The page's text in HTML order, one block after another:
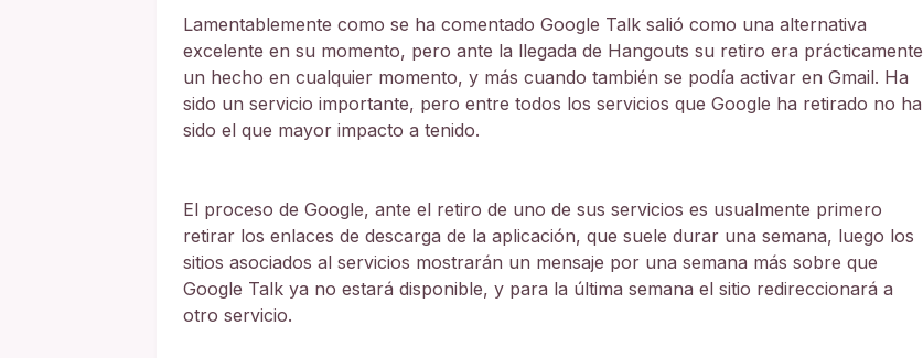
Lamentablemente como se ha comentado Google Talk salió como una alternativa
excelente en su momento, pero ante la llegada de Hangouts su retiro era prácticamente
un hecho en cualquier momento, y más cuando también se podía activar en Gmail. Ha
sido un servicio importante, pero entre todos los servicios que Google ha retirado no ha
sido el que mayor impacto a tenido.
El proceso de Google, ante el retiro de uno de sus servicios es usualmente primero
retirar los enlaces de descarga de la aplicación, que suele durar una semana, luego los
sitios asociados al servicios mostrarán un mensaje por una semana más sobre que
Google Talk ya no estará disponible, y para la última semana el sitio redireccionará a
otro servicio.